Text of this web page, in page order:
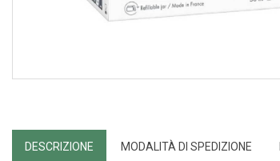
DESCRIZIONE MODALITÀ DI SPEDIZIONE